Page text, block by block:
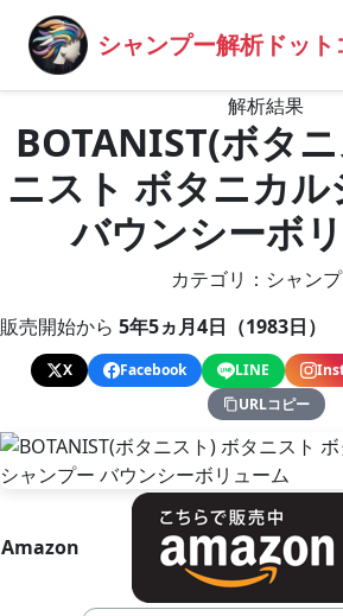
シャンプー解析ドット
解析結果
BOTANIST(ボタ
ニスト ボタニカ
バウンシーボ
カテゴリ：シャン
販売開始から 5年5ヵ月4日（1983日）
X Facebook LINE
URLコピー
Amazon